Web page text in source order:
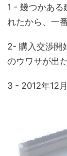
1 - 幾つかある
れたから、一
2- 購入交渉開
のウワサが出
3 - 2012年12